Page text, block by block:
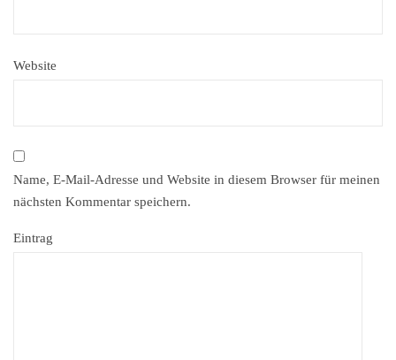
Website
Name, E-Mail-Adresse und Website in diesem Browser für meinen
nächsten Kommentar speichern.
Eintrag